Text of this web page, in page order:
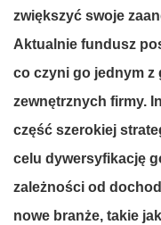
zwiększyć swoje
Aktualnie fundusz
co czyni go jednym z
zewnętrznych firmy.
część szerokiej
celu dywersyfikację
zależności od
nowe branże, takie jak